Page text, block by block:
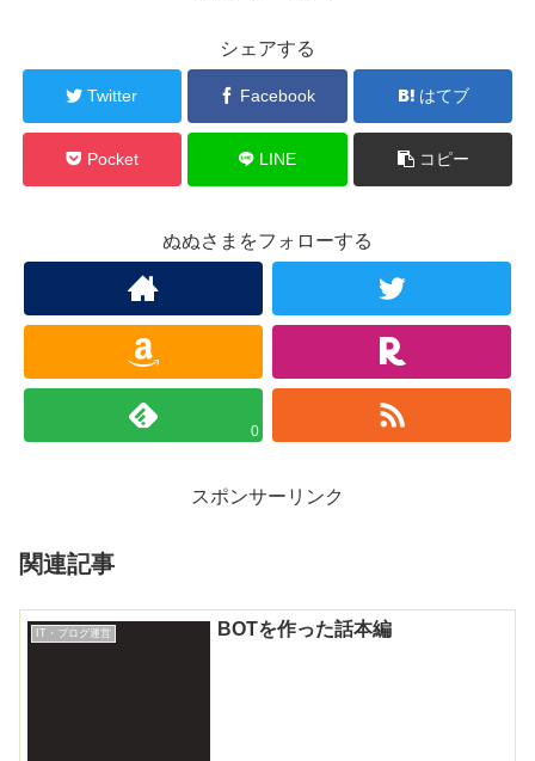
シェアする
Twitter Facebook はてブ
Pocket LINE コピー
ぬぬさまをフォローする
0
スポンサーリンク
関連記事
IT・ブログ運営 BOTを作った話本編